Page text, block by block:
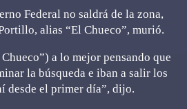
Federal no saldrá de la zona,
alias “El Chueco”, murió.
a lo mejor pensando que
la búsqueda e iban a salir los
desde el primer día”, dijo.